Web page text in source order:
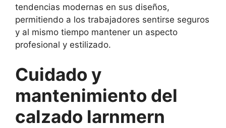
tendencias modernas en sus diseños,
permitiendo a los trabajadores sentirse seguros
y al mismo tiempo mantener un aspecto
profesional y estilizado.
Cuidado y
mantenimiento del
calzado larnmern